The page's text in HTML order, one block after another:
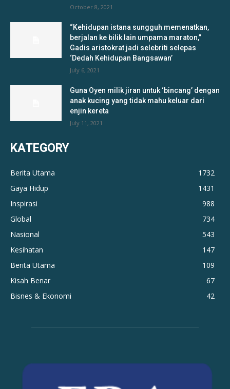
October 8, 2021
“Kehidupan istana sungguh memenatkan,
berjalan ke bilik lain umpama maraton,”
Gadis aristokrat jadi selebriti selepas
‘Dedah Kehidupan Bangsawan’
July 6, 2021
Guna Oyen milik jiran untuk ‘bincang’ dengan
anak kucing yang tidak mahu keluar dari
enjin kereta
July 11, 2021
KATEGORY
Berita Utama
1732
Gaya Hidup
1431
Inspirasi
988
Global
734
Nasional
543
Kesihatan
147
Berita Utama
109
Kisah Benar
67
Bisnes & Ekonomi
42